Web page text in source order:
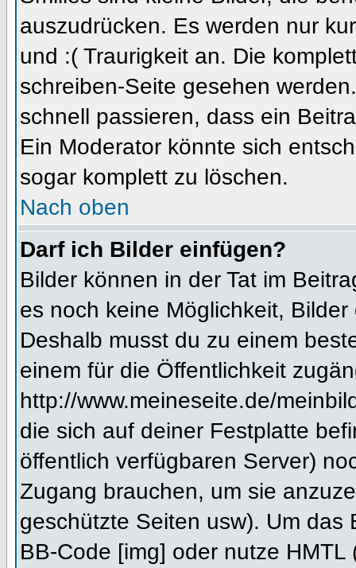
auszudrücken. Es werden nur
und :( Traurigkeit an. Die
schreiben-Seite gesehen
schnell passieren, dass ein
Ein Moderator könnte sich
sogar komplett zu löschen.
Nach oben
Darf ich Bilder einfügen?
Bilder können in der Tat im
es noch keine Möglichkeit,
Deshalb musst du zu einem
einem für die Öffentlichkeit
http://www.meineseite.de/
die sich auf deiner Festplatte
öffentlich verfügbaren Server)
Zugang brauchen, um sie
geschützte Seiten usw). Um
BB-Code [img] oder nutze HMTL